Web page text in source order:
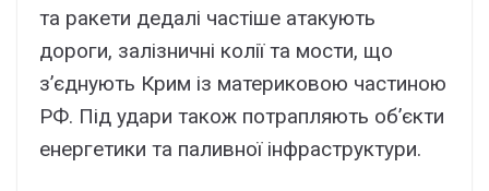
та ракети дедалі частіше атакують
дороги, залізничні колії та мости, що
з’єднують Крим із материковою частиною
РФ. Під удари також потрапляють об’єкти
енергетики та паливної інфраструктури.